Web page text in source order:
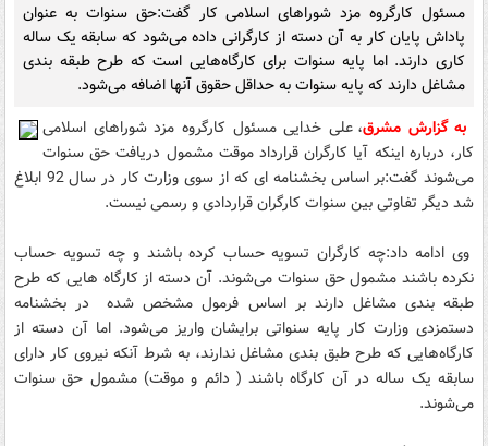
مسئول کارگروه مزد شوراهای اسلامی کار گفت:حق سنوات به عنوان
پاداش پایان کار به آن دسته از کارگرانی داده می‌شود که سابقه یک ساله
کاری دارند. اما پایه سنوات برای کارگاه‌هایی است که طرح طبقه بندی
مشاغل دارند که پایه سنوات به حداقل حقوق آنها اضافه می‌شود.
به گزارش مشرق، علی خدایی مسئول کارگروه مزد شوراهای اسلامی
کار، درباره اینکه آیا کارگران قرارداد موقت مشمول دریافت حق سنوات
می‌شوند گفت:بر اساس بخشنامه ای که از سوی وزارت کار در سال 92 ابلاغ
شد دیگر تفاوتی بین سنوات کارگران قراردادی و رسمی نیست.
وی ادامه داد:چه کارگران تسویه حساب کرده باشند و چه تسویه حساب
نکرده باشند مشمول حق سنوات می‌شوند. آن دسته از کارگاه هایی که طرح
طبقه بندی مشاغل دارند بر اساس فرمول مشخص شده در بخشنامه
دستمزدی وزارت کار پایه سنواتی برایشان واریز می‌شود. اما آن دسته از
کارگاه‌هایی که طرح طبق بندی مشاغل ندارند، به شرط آنکه نیروی کار دارای
سابقه یک ساله در آن کارگاه باشند ( دائم و موقت) مشمول حق سنوات
می‌شوند.